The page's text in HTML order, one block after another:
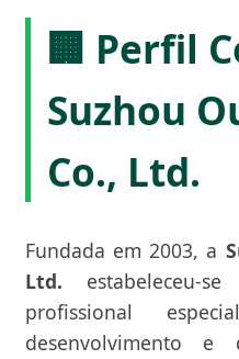
🏢 Perfil
Suzhou
Co., Ltd.
Fundada em 2003, a
Ltd. estabeleceu-
profissional
desenvolvimento e